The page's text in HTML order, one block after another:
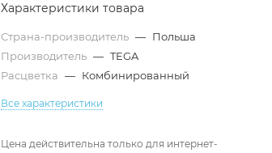
Характеристики товара
Страна-производитель — Польша
Производитель — TEGA
Расцветка — Комбинированный
Все характеристики
Цена действительна только для интернет-